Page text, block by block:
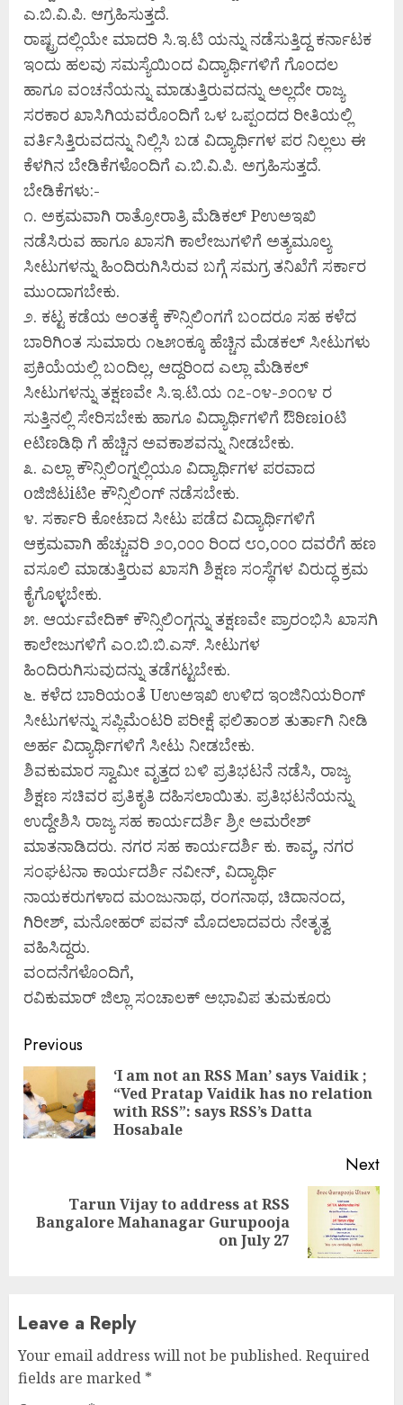
ಎ.ಬಿ.ವಿ.ಪಿ. ಆಗ್ರಹಿಸುತ್ತದೆ.
ರಾಷ್ಟ್ರದಲ್ಲಿಯೇ ಮಾದರಿ ಸಿ.ಇ.ಟಿ ಯನ್ನು ನಡೆಸುತ್ತಿದ್ದ ಕರ್ನಾಟಕ
ಇಂದು ಹಲವು ಸಮಸ್ಯೆಯಿಂದ ವಿದ್ಯಾರ್ಥಿಗಳಿಗೆ ಗೊಂದಲ
ಹಾಗೂ ವಂಚನೆಯನ್ನು ಮಾಡುತ್ತಿರುವದನ್ನು ಅಲ್ಲದೇ ರಾಜ್ಯ
ಸರಕಾರ ಖಾಸಿಗಿಯವರೊಂದಿಗೆ ಒಳ ಒಪ್ಪಂದದ ರೀತಿಯಲ್ಲಿ
ವರ್ತಿಸಿತ್ತಿರುವದನ್ನು ನಿಲ್ಲಿಸಿ ಬಡ ವಿದ್ಯಾರ್ಥಿಗಳ ಪರ ನಿಲ್ಲಲು ಈ
ಕೆಳಗಿನ ಬೇಡಿಕೆಗಳೊಂದಿಗೆ ಎ.ಬಿ.ವಿ.ಪಿ. ಅಗ್ರಹಿಸುತ್ತದೆ.
ಬೇಡಿಕೆಗಳು:-
೧. ಅಕ್ರಮವಾಗಿ ರಾತ್ರೋರಾತ್ರಿ ಮೆಡಿಕಲ್ Pಉಅಇಖಿ
ನಡೆಸಿರುವ ಹಾಗೂ ಖಾಸಗಿ ಕಾಲೇಜುಗಳಿಗೆ ಅತ್ಯಮೂಲ್ಯ
ಸೀಟುಗಳನ್ನು ಹಿಂದಿರುಗಿಸಿರುವ ಬಗ್ಗೆ ಸಮಗ್ರ ತನಿಖೆಗೆ ಸರ್ಕಾರ
ಮುಂದಾಗಬೇಕು.
೨. ಕಟ್ಟ ಕಡೆಯ ಅಂತಕ್ಕೆ ಕೌನ್ಸಿಲಿಂಗಗೆ ಬಂದರೂ ಸಹ ಕಳೆದ
ಬಾರಿಗಿಂತ ಸುಮಾರು ೧೬೫೦ಕ್ಕೂ ಹೆಚ್ಚಿನ ಮೆಡಕಲ್ ಸೀಟುಗಳು
ಪ್ರಕಿಯೆಯಲ್ಲಿ ಬಂದಿಲ್ಲ, ಆದ್ದರಿಂದ ಎಲ್ಲಾ ಮೆಡಿಕಲ್
ಸೀಟುಗಳನ್ನು ತಕ್ಷಣವೇ ಸಿ.ಇ.ಟಿ.ಯ ೧೭-೦೪-೨೦೧೪ ರ
ಸುತ್ತಿನಲ್ಲಿ ಸೇರಿಸಬೇಕು ಹಾಗೂ ವಿದ್ಯಾರ್ಥಿಗಳಿಗೆ ಔಠಿಣioಟಿ
eಟಿಣಡಿಥಿ ಗೆ ಹೆಚ್ಚಿನ ಅವಕಾಶವನ್ನು ನೀಡಬೇಕು.
೩. ಎಲ್ಲಾ ಕೌನ್ಸಿಲಿಂಗ್ನಲ್ಲಿಯೂ ವಿದ್ಯಾರ್ಥಿಗಳ ಪರವಾದ
oಜಿಜಿಟiಟಿe ಕೌನ್ಸಿಲಿಂಗ್ ನಡೆಸಬೇಕು.
೪. ಸರ್ಕಾರಿ ಕೋಟಾದ ಸೀಟು ಪಡೆದ ವಿದ್ಯಾರ್ಥಿಗಳಿಗೆ
ಆಕ್ರಮವಾಗಿ ಹೆಚ್ಚುವರಿ ೨೦,೦೦೦ ರಿಂದ ೮೦,೦೦೦ ದವರೆಗೆ ಹಣ
ವಸೂಲಿ ಮಾಡುತ್ತಿರುವ ಖಾಸಗಿ ಶಿಕ್ಷಣ ಸಂಸ್ಥೆಗಳ ವಿರುದ್ಧ ಕ್ರಮ
ಕೈಗೊಳ್ಳಬೇಕು.
೫. ಆರ್ಯವೇದಿಕ್ ಕೌನ್ಸಿಲಿಂಗ್ಗನ್ನು ತಕ್ಷಣವೇ ಪ್ರಾರಂಭಿಸಿ ಖಾಸಗಿ
ಕಾಲೇಜುಗಳಿಗೆ ಎಂ.ಬಿ.ಬಿ.ಎಸ್. ಸೀಟುಗಳ
ಹಿಂದಿರುಗಿಸುವುದನ್ನು ತಡೆಗಟ್ಟಬೇಕು.
೬. ಕಳೆದ ಬಾರಿಯಂತೆ Uಉಅಇಖಿ ಉಳಿದ ಇಂಜಿನಿಯರಿಂಗ್
ಸೀಟುಗಳನ್ನು ಸಪ್ಲಿಮೆಂಟರಿ ಪರೀಕ್ಷೆ ಫಲಿತಾಂಶ ತುರ್ತಾಗಿ ನೀಡಿ
ಅರ್ಹ ವಿದ್ಯಾರ್ಥಿಗಳಿಗೆ ಸೀಟು ನೀಡಬೇಕು.
ಶಿವಕುಮಾರ ಸ್ವಾಮೀ ವೃತ್ತದ ಬಳಿ ಪ್ರತಿಭಟನೆ ನಡೆಸಿ, ರಾಜ್ಯ
ಶಿಕ್ಷಣ ಸಚಿವರ ಪ್ರತಿಕೃತಿ ದಹಿಸಲಾಯಿತು. ಪ್ರತಿಭಟನೆಯನ್ನು
ಉದ್ದೇಶಿಸಿ ರಾಜ್ಯ ಸಹ ಕಾರ್ಯದರ್ಶಿ ಶ್ರೀ ಅಮರೇಶ್
ಮಾತನಾಡಿದರು. ನಗರ ಸಹ ಕಾರ್ಯದರ್ಶಿ ಕು. ಕಾವ್ಯ, ನಗರ
ಸಂಘಟನಾ ಕಾರ್ಯದರ್ಶಿ ನವೀನ್, ವಿದ್ಯಾರ್ಥಿ
ನಾಯಕರುಗಳಾದ ಮಂಜುನಾಥ, ರಂಗನಾಥ, ಚಿದಾನಂದ,
ಗಿರೀಶ್, ಮನೋಹರ್ ಪವನ್ ಮೊದಲಾದವರು ನೇತೃತ್ವ
ವಹಿಸಿದ್ದರು.
ವಂದನೆಗಳೊಂದಿಗೆ,
ರವಿಕುಮಾರ್ ಜಿಲ್ಲಾ ಸಂಚಾಲಕ್ ಅಭಾವಿಪ ತುಮಕೂರು
Continue
Reading
Previous
‘I am not an RSS Man’ says Vaidik ;
“Ved Pratap Vaidik has no relation
with RSS”: says RSS’s Datta
Hosabale
Next
Next
Tarun Vijay to address at RSS
Bangalore Mahanagar Gurupooja
on July 27
Leave a Reply
Your email address will not be published. Required
fields are marked *